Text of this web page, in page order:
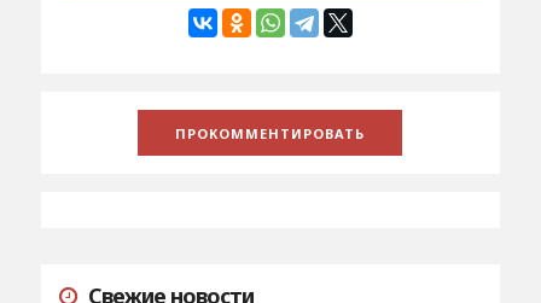
Свежие новости